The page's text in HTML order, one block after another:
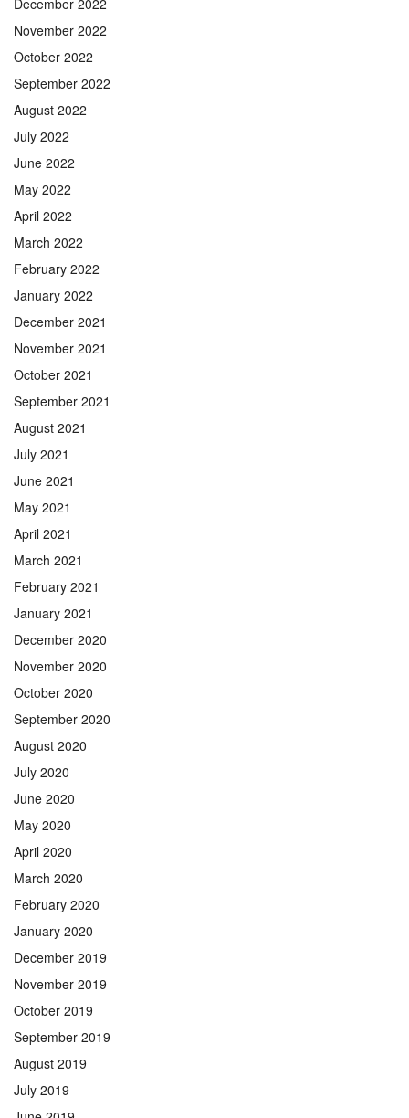
November 2022
October 2022
September 2022
August 2022
July 2022
June 2022
May 2022
April 2022
March 2022
February 2022
January 2022
December 2021
November 2021
October 2021
September 2021
August 2021
July 2021
June 2021
May 2021
April 2021
March 2021
February 2021
January 2021
December 2020
November 2020
October 2020
September 2020
August 2020
July 2020
June 2020
May 2020
April 2020
March 2020
February 2020
January 2020
December 2019
November 2019
October 2019
September 2019
August 2019
July 2019